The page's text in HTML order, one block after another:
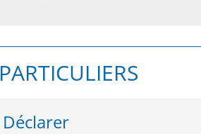
PARTICULIERS
Déclarer